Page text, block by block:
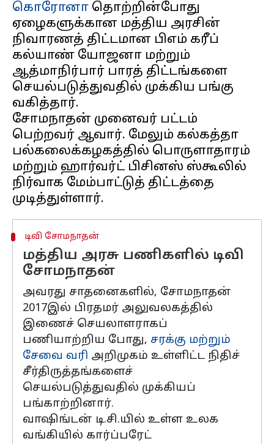
கொரோனா தொற்றின்போது
ஏழைகளுக்கான மத்திய அரசின்
நிவாரணத் திட்டமான பிஎம் கரீப்
கல்யாண் யோஜனா மற்றும்
ஆத்மாநிர்பார் பாரத் திட்டங்களை
செயல்படுத்துவதில் முக்கிய பங்கு
வகித்தார்.
சோமநாதன் முனைவர் பட்டம்
பெற்றவர் ஆவார். மேலும் கல்கத்தா
பல்கலைக்கழகத்தில் பொருளாதாரம்
மற்றும் ஹார்வர்ட் பிசினஸ் ஸ்கூலில்
நிர்வாக மேம்பாட்டுத் திட்டத்தை
டிவி சோமநாதன்
மத்திய அரசு பணிகளில் டிவி
சோமநாதன்
அவரது சாதனைகளில், சோமநாதன்
2017இல் பிரதமர் அலுவலகத்தில்
இணைச் செயலாளராகப்
பணியாற்றிய போது, ​​ சரக்கு மற்றும்
சேவை வரி அறிமுகம் உள்ளிட்ட நிதிச்
சீர்திருத்தங்களைச்
செயல்படுத்துவதில் முக்கியப்
பங்காற்றினார்.
வாஷிங்டன் டி.சி.யில் உள்ள உலக
வங்கியில் கார்ப்பரேட்